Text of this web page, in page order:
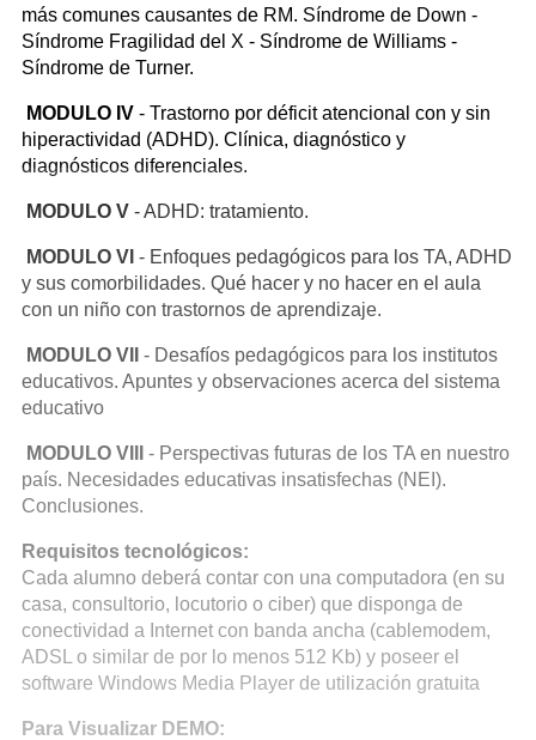
más comunes causantes de RM. Síndrome de Down -
Síndrome Fragilidad del X - Síndrome de Williams -
Síndrome de Turner.
MODULO IV - Trastorno por déficit atencional con y sin
hiperactividad (ADHD). Clínica, diagnóstico y
diagnósticos diferenciales.
MODULO V - ADHD: tratamiento.
MODULO VI - Enfoques pedagógicos para los TA, ADHD
y sus comorbilidades. Qué hacer y no hacer en el aula
con un niño con trastornos de aprendizaje.
MODULO VII - Desafíos pedagógicos para los institutos
educativos. Apuntes y observaciones acerca del sistema
educativo
MODULO VIII - Perspectivas futuras de los TA en nuestro
país. Necesidades educativas insatisfechas (NEI).
Conclusiones.
Requisitos tecnológicos:
Cada alumno deberá contar con una computadora (en su
casa, consultorio, locutorio o ciber) que disponga de
conectividad a Internet con banda ancha (cablemodem,
ADSL o similar de por lo menos 512 Kb) y poseer el
software Windows Media Player de utilización gratuita
Para Visualizar DEMO: